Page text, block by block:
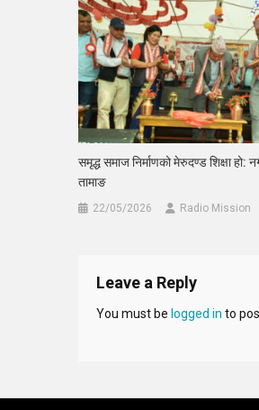
समृद्ध समाज निर्माणको मेरुदण्ड शिक्षा हो:
तामाङ
22/05/2026 Radio Mission
Leave a Reply
You must be logged in to